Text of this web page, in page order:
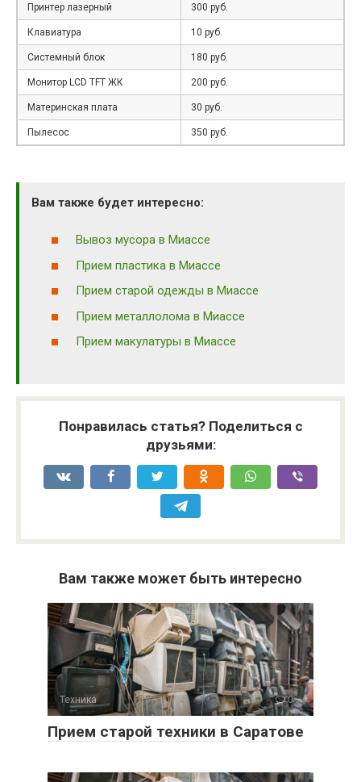
Принтер лазерный 300 руб.
Клавиатура 10 руб.
Системный блок 180 руб.
Монитор LCD TFT ЖК 200 руб.
Материнская плата 30 руб.
Пылесос 350 руб.
Вам также будет интересно:
Вывоз мусора в Миассе
Прием пластика в Миассе
Прием старой одежды в Миассе
Прием металлолома в Миассе
Прием макулатуры в Миассе
Понравилась статья? Поделиться с
друзьями:
Вам также может быть интересно
Техника 0
Прием старой техники в Саратове